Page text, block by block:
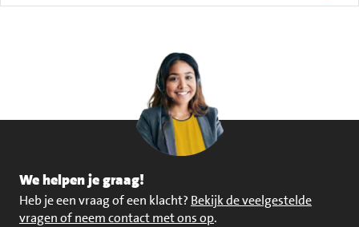
We helpen je graag!
Heb je een vraag of een klacht? Bekijk de veelgestelde
vragen of neem contact met ons op.